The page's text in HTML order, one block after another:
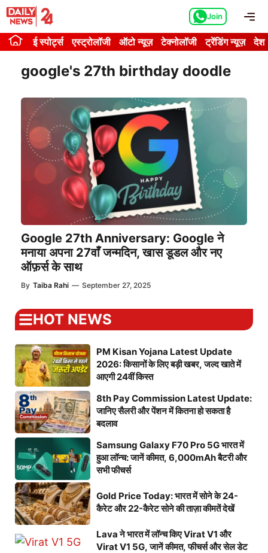
Skip
content
Join
ई स्पोर्ट्स एस्ट्रोलॉजी ऑटो न्यूज़ टेक्नोलॉजी ट्रेंडिंग न्यूज़ देश
google's 27th birthday doodle
Google 27th Anniversary: Google ने
मनाया अपना 27वाँ जन्मदिन, खास डूडल और नए
ऑफ़र्स के साथ
By Taiba Rahi — September 27, 2025
HOT NEWS
PM Kisan Yojana Latest Update
2026: किसानों के लिए बड़ी खबर, जल्द खाते में
आएगी 24वीं किस्त
8th Pay Commission Latest Update:
जानिए सैलरी और पेंशन में कितना हो सकता है
बदलाव
Samsung Galaxy F70 Pro 5G भारत में
हुआ लॉन्च: जानें कीमत, 6,000mAh बैटरी और
सभी फीचर्स
Gold Price Today: भारत में सोने के 24-
कैरेट और 22-कैरेट सोने की ताज़ा कीमतें देखें
Lava ने भारत में लॉन्च किए Virat V1 और
Virat V1 5G, जानें कीमत, फीचर्स और सेल डेट